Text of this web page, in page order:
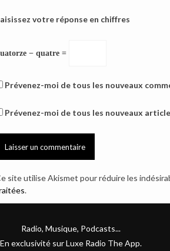
votre réponse en chiffres
− quatre =
Prévenez-moi de tous les nouveaux
Prévenez-moi de tous les nouveaux
site utilise Akismet pour réduire les
.
Radio, Musique, Podcasts...
En exclusivité sur Luxe Radio The App.